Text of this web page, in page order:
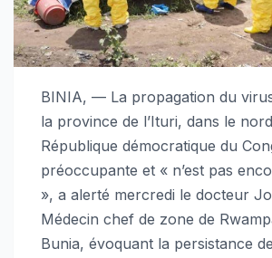
BINIA, — La propagation du
la province de l’Ituri, dans le
République démocratique du
préoccupante et « n’est pas
», a alerté mercredi le docteur
Médecin chef de zone de
Bunia, évoquant la persistance